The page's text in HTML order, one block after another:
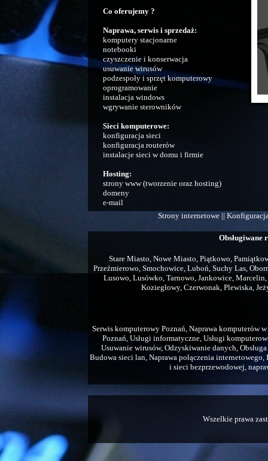
Co oferujemy ?
Naprawa, serwis i sprzedaż:
komputery stacjonarne
notebooki
czyszczenie i konserwacja
usuwanie wirusów
podzespoły i sprzęt komputerowy
oprogramowanie
instalacja windows
wgrywanie sterowników
Sieci komputerowe:
konfiguracja sieci
konfiguracja routerów
instalacje sieci w domu i firmie
Hosting:
strony www (tworzenie oraz hosting)
domeny
e-mail
Strony internetowe ||
Obsługiwane
Stare Miasto, Nowe Miasto, Piątkowo,
Przeźmierowo, Smochowice, Luboń, Suchy Las,
Lusowo, Lusówko, Tarnowo, Jankowice,
Koziegłowy, Czerwonak, Plewiska,
Serwis komputerowy Poznań, Naprawa komputerów
Poznań, Usługi informatyczne, Usługi
Usuwanie wirusów, Odzyskiwanie danych,
Budowa sieci lan, Naprawa połączenia
i sieci bezprzewodowej,
Wszelkie prawa